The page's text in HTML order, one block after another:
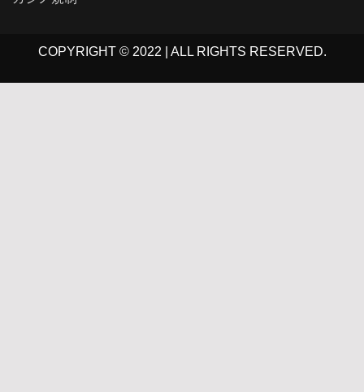
COPYRIGHT © 2022 | ALL RIGHTS RESERVED.